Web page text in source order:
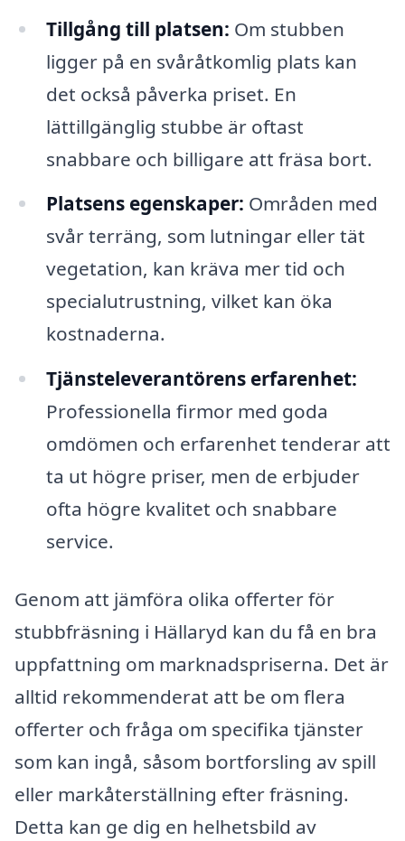
Tillgång till platsen: Om stubben
ligger på en svåråtkomlig plats kan
det också påverka priset. En
lättillgänglig stubbe är oftast
snabbare och billigare att fräsa bort.
Platsens egenskaper: Områden med
svår terräng, som lutningar eller tät
vegetation, kan kräva mer tid och
specialutrustning, vilket kan öka
kostnaderna.
Tjänsteleverantörens erfarenhet:
Professionella firmor med goda
omdömen och erfarenhet tenderar att
ta ut högre priser, men de erbjuder
ofta högre kvalitet och snabbare
service.
Genom att jämföra olika offerter för
stubbfräsning i Hällaryd kan du få en bra
uppfattning om marknadspriserna. Det är
alltid rekommenderat att be om flera
offerter och fråga om specifika tjänster
som kan ingå, såsom bortforsling av spill
eller markåterställning efter fräsning.
Detta kan ge dig en helhetsbild av